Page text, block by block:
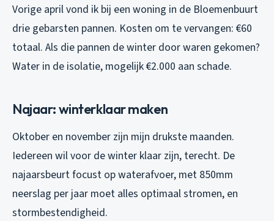
Vorige april vond ik bij een woning in de Bloemenbuurt
drie gebarsten pannen. Kosten om te vervangen: €60
totaal. Als die pannen de winter door waren gekomen?
Water in de isolatie, mogelijk €2.000 aan schade.
Najaar: winterklaar maken
Oktober en november zijn mijn drukste maanden.
Iedereen wil voor de winter klaar zijn, terecht. De
najaarsbeurt focust op waterafvoer, met 850mm
neerslag per jaar moet alles optimaal stromen, en
stormbestendigheid.